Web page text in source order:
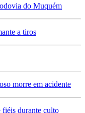
do Muquém
a tiros
morre em acidente
fiéis durante culto